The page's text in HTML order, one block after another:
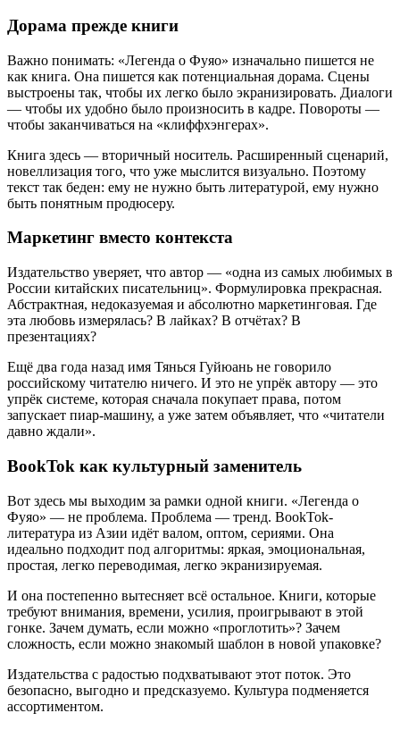
Дорама прежде книги
Важно понимать: «Легенда о Фуяо» изначально пишется не
как книга. Она пишется как потенциальная дорама. Сцены
выстроены так, чтобы их легко было экранизировать. Диалоги
— чтобы их удобно было произносить в кадре. Повороты —
чтобы заканчиваться на «клиффхэнгерах».
Книга здесь — вторичный носитель. Расширенный сценарий,
новеллизация того, что уже мыслится визуально. Поэтому
текст так беден: ему не нужно быть литературой, ему нужно
быть понятным продюсеру.
Маркетинг вместо контекста
Издательство уверяет, что автор — «одна из самых любимых в
России китайских писательниц». Формулировка прекрасная.
Абстрактная, недоказуемая и абсолютно маркетинговая. Где
эта любовь измерялась? В лайках? В отчётах? В
презентациях?
Ещё два года назад имя Тянься Гуйюань не говорило
российскому читателю ничего. И это не упрёк автору — это
упрёк системе, которая сначала покупает права, потом
запускает пиар-машину, а уже затем объявляет, что «читатели
давно ждали».
BookTok как культурный заменитель
Вот здесь мы выходим за рамки одной книги. «Легенда о
Фуяо» — не проблема. Проблема — тренд. BookTok-
литература из Азии идёт валом, оптом, сериями. Она
идеально подходит под алгоритмы: яркая, эмоциональная,
простая, легко переводимая, легко экранизируемая.
И она постепенно вытесняет всё остальное. Книги, которые
требуют внимания, времени, усилия, проигрывают в этой
гонке. Зачем думать, если можно «проглотить»? Зачем
сложность, если можно знакомый шаблон в новой упаковке?
Издательства с радостью подхватывают этот поток. Это
безопасно, выгодно и предсказуемо. Культура подменяется
ассортиментом.